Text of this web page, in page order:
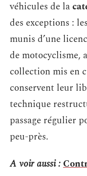
véhicules de la
des exceptions :
munis d’une
de motocyclisme,
collection mis en
conservent leur
technique
passage régulier
peu-près.
A voir aussi :